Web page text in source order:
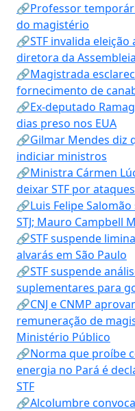
🔗Professor
do magistério
🔗STF invalida
diretora da
🔗Magistrada
fornecimento de
🔗Ex-deputado
dias preso nos EUA
🔗Gilmar Mendes diz
indiciar ministros
🔗Ministra Cármen
deixar STF por
🔗Luis Felipe
STJ; Mauro Campbell
🔗STF suspende
alvarás em São Paulo
🔗STF suspende
suplementares para
🔗CNJ e CNMP
remuneração de
Ministério Público
🔗Norma que proíbe
energia no Pará é
STF
🔗Alcolumbre